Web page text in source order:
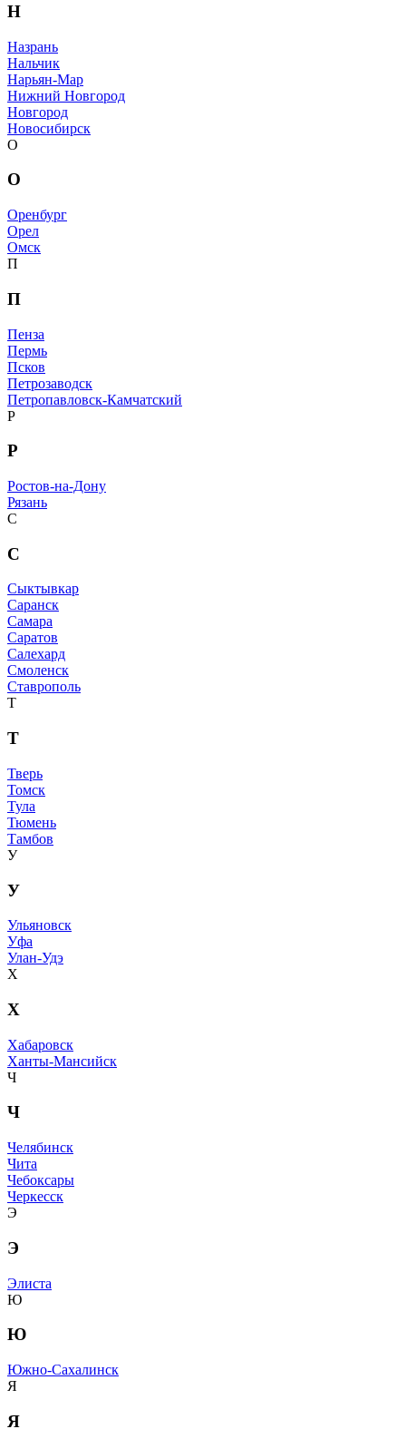
Н
Назрань
Нальчик
Нарьян-Мар
Нижний Новгород
Новгород
Новосибирск
О
О
Оренбург
Орел
Омск
П
П
Пенза
Пермь
Псков
Петрозаводск
Петропавловск-Камчатский
Р
Р
Ростов-на-Дону
Рязань
С
С
Сыктывкар
Саранск
Самара
Саратов
Салехард
Смоленск
Ставрополь
Т
Т
Тверь
Томск
Тула
Тюмень
Тамбов
У
У
Ульяновск
Уфа
Улан-Удэ
Х
Х
Хабаровск
Ханты-Мансийск
Ч
Ч
Челябинск
Чита
Чебоксары
Черкесск
Э
Э
Элиста
Ю
Ю
Южно-Сахалинск
Я
Я